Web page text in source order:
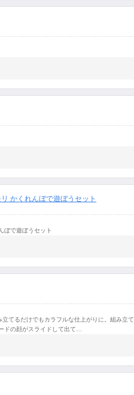
かくれんぼで遊ぼうセット
ぼで遊ぼうセット
てるだけでもカラフルな仕上がりに。組み立て
ドの顔がスライドして出て…